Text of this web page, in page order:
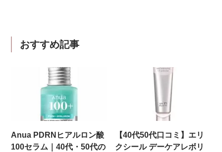
おすすめ記事
Anua PDRNヒアルロン酸
100セラム｜40代・50代の
【40代50代口コミ】エリ
クシール デーケアレボリ